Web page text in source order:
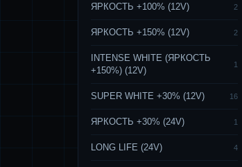
ЯРКОСТЬ +100% (12V) 2
ЯРКОСТЬ +150% (12V) 2
INTENSE WHITE (ЯРКОСТЬ
+150%) (12V)
1
SUPER WHITE +30% (12V) 16
ЯРКОСТЬ +30% (24V) 1
LONG LIFE (24V) 4